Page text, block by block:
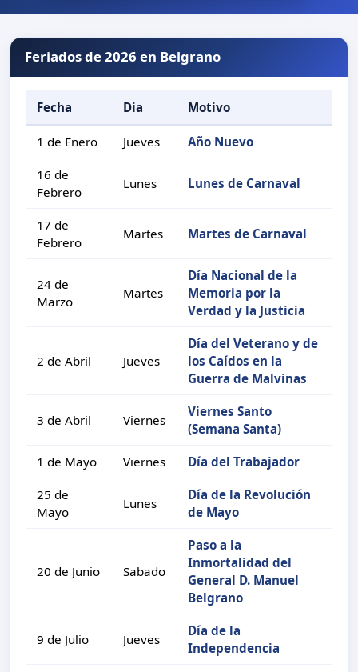
Feriados de 2026 en Belgrano
Fecha Dia Motivo
1 de Enero Jueves Año Nuevo
16 de
Febrero
Lunes Lunes de Carnaval
17 de
Febrero
Martes Martes de Carnaval
24 de
Marzo
Martes
Día Nacional de la
Memoria por la
Verdad y la Justicia
2 de Abril Jueves
Día del Veterano y de
los Caídos en la
Guerra de Malvinas
3 de Abril Viernes
Viernes Santo
(Semana Santa)
1 de Mayo Viernes Día del Trabajador
25 de
Mayo
Lunes
Día de la Revolución
de Mayo
20 de Junio Sabado
Paso a la
Inmortalidad del
General D. Manuel
Belgrano
9 de Julio Jueves
Día de la
Independencia